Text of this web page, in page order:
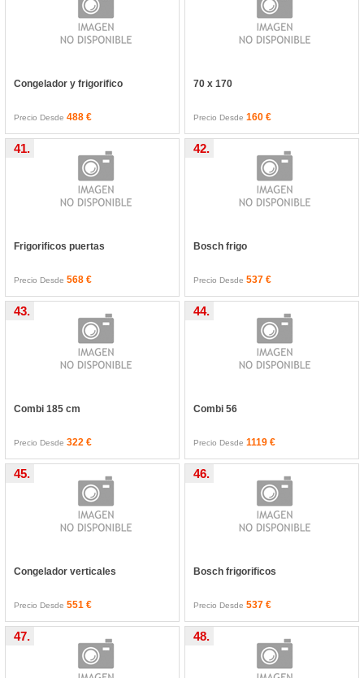
Congelador y frigorifico
Precio Desde488 €
70 x 170
Precio Desde 160 €
Frigorificos puertas
41.
Precio Desde568 €
Bosch frigo
42.
Precio Desde 537 €
Combi 185 cm
43.
Precio Desde322 €
Combi 56
44.
Precio Desde 1119 €
Congelador verticales
45.
Precio Desde551 €
Bosch frigorificos
46.
Precio Desde 537 €
47. 48.